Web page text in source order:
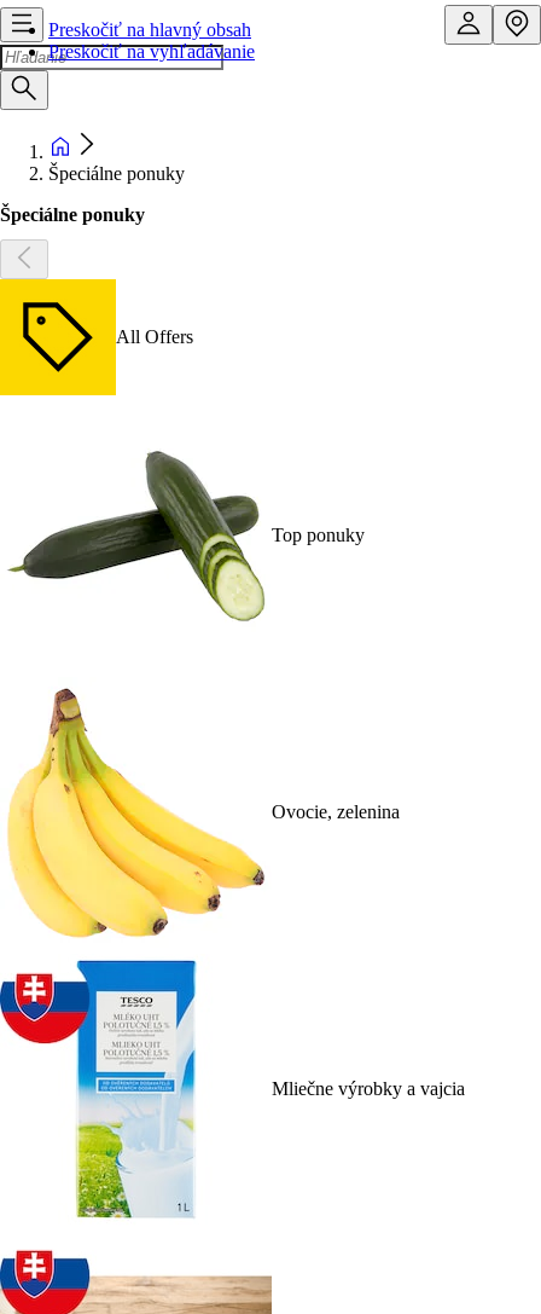
Preskočiť na hlavný obsah
Preskočiť na vyhľadávanie
Špeciálne ponuky
Špeciálne ponuky
All Offers
Top ponuky
Ovocie, zelenina
Mliečne výrobky a vajcia